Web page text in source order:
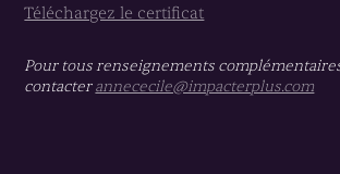
qu’il anime, pour laisser la
Leleadership permissif
Téléchargez le certificat
Pour tous renseignements
contacterannececile@impacterplus.com